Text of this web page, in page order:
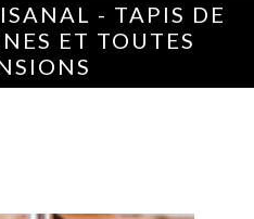
- TAPIS DE
ET TOUTES